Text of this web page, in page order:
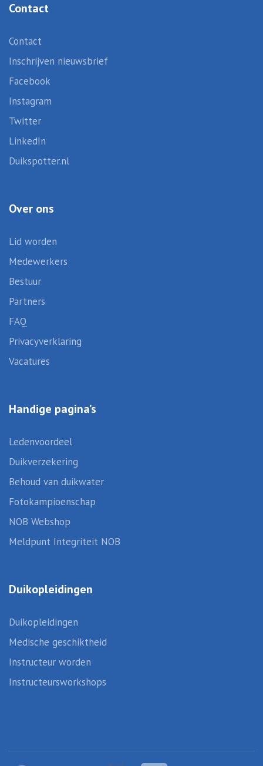
Contact
Contact
Inschrijven nieuwsbrief
Facebook
Instagram
Twitter
LinkedIn
Duikspotter.nl
Over ons
Lid worden
Medewerkers
Bestuur
Partners
FAQ
Privacyverklaring
Vacatures
Handige pagina’s
Ledenvoordeel
Duikverzekering
Behoud van duikwater
Fotokampioenschap
NOB Webshop
Meldpunt Integriteit NOB
Duikopleidingen
Duikopleidingen
Medische geschiktheid
Instructeur worden
Instructeursworkshops